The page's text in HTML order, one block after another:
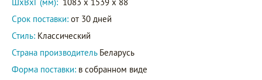
ШxВxГ (мм): 1083 x 1539 x 88
Срок поставки: от 30 дней
Стиль: Классический
Страна производитель Беларусь
Форма поставки: в собранном виде